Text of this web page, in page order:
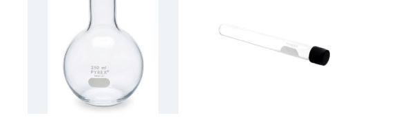
desejos
Adicionar
para
Comparar
lista
Adicionar
para